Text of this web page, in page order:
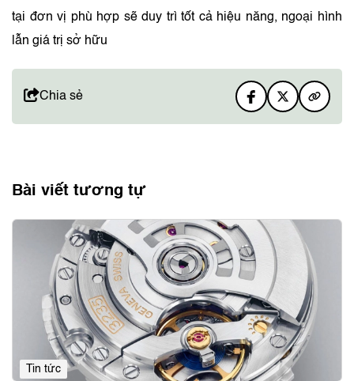
tại đơn vị phù hợp sẽ duy trì tốt cả hiệu năng, ngoại hình
lẫn giá trị sở hữu
Chia sẻ
Bài viết tương tự
Tin tức